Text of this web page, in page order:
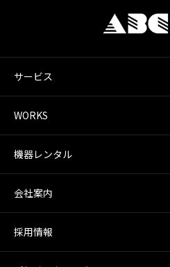
サービス
WORKS
機器レンタル
会社案内
採用情報